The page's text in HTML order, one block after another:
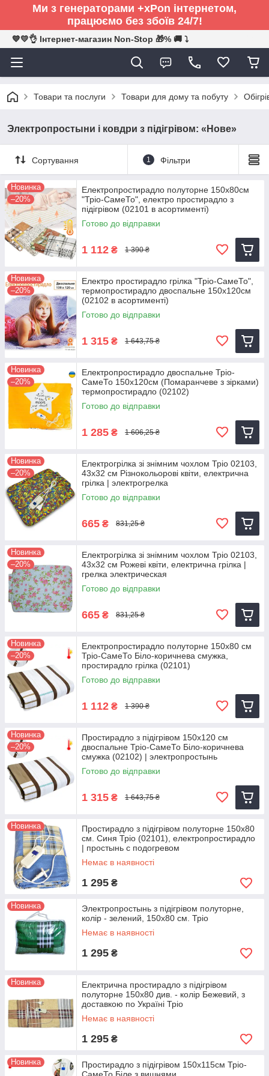
Ми з генераторами +xPon інтернетом,
працюємо без збоїв 24/7!
💙💛👌 Інтернет-магазин Non-Stop 🎁% 🚚 ⤵
Товари та послуги Товари для дому та побуту
Электропростыни і ковдри з підігрівом: «Нове»
Сортування 1 Фільтри
Новинка
–20%
Електропростирадло полуторне 150х80см
"Тріо-СамеТо", електро простирадло з
підігрівом (02101 в асортименті)
Готово до відправки
1 112 ₴ 1 390 ₴
Новинка
–20%
Електро простирадло грілка "Тріо-СамеТо",
термопростирадло двоспальне 150х120см
(02102 в асортименті)
Готово до відправки
1 315 ₴ 1 643,75 ₴
Новинка
–20%
Електропростирадло двоспальне Тріо-
СамеТо 150х120см (Помаранчеве з зірками)
термопростирадло (02102)
Готово до відправки
1 285 ₴ 1 606,25 ₴
Новинка
–20%
Електрогрілка зі знімним чохлом Тріо 02103,
43х32 см Різнокольорові квіти, електрична
грілка | электрогрелка
Готово до відправки
665 ₴ 831,25 ₴
Новинка
–20%
Електрогрілка зі знімним чохлом Тріо 02103,
43х32 см Рожеві квіти, електрична грілка |
грелка электрическая
Готово до відправки
665 ₴ 831,25 ₴
Новинка
–20%
Електропростирадло полуторне 150х80 см
Тріо-СамеТо Біло-коричнева смужка,
простирадло грілка (02101)
Готово до відправки
1 112 ₴ 1 390 ₴
Новинка
–20%
Простирадло з підігрівом 150х120 см
двоспальне Тріо-СамеТо Біло-коричнева
смужка (02102) | электропростынь
Готово до відправки
1 315 ₴ 1 643,75 ₴
Новинка
Простирадло з підігрівом полуторне 150x80
см. Синя Тріо (02101), електропростирадло
| простынь с подогревом
Немає в наявності
1 295 ₴
Новинка
Электропростынь з підігрівом полуторне,
колір - зелений, 150x80 см. Тріо
Немає в наявності
1 295 ₴
Новинка
Електрична простирадло з підігрівом
полуторне 150x80 див. - колір Бежевий, з
доставкою по Україні Тріо
Немає в наявності
1 295 ₴
Новинка
Простирадло з підігрівом 150х115см Тріо-